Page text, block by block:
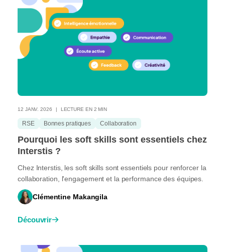
12 JANV. 2026 LECTURE EN 2 MIN
RSE Bonnes pratiques Collaboration
Pourquoi les soft skills sont essentiels chez
Interstis ?
Chez Interstis, les soft skills sont essentiels pour renforcer la
collaboration, l'engagement et la performance des équipes.
Clémentine Makangila
Découvrir